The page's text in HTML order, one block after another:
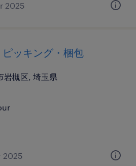
2025
ッキング・梱包
岩槻区, 埼玉県
2025